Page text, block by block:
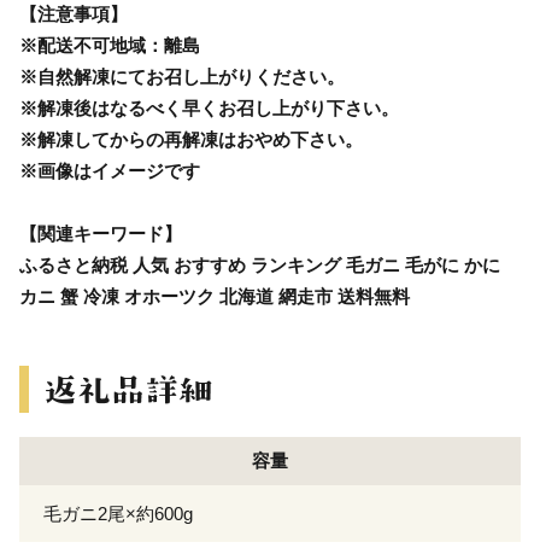
【注意事項】
※配送不可地域：離島
※自然解凍にてお召し上がりください。
※解凍後はなるべく早くお召し上がり下さい。
※解凍してからの再解凍はおやめ下さい。
※画像はイメージです
【関連キーワード】
ふるさと納税 人気 おすすめ ランキング 毛ガニ 毛がに かに
カニ 蟹 冷凍 オホーツク 北海道 網走市 送料無料
容量
毛ガニ2尾×約600g